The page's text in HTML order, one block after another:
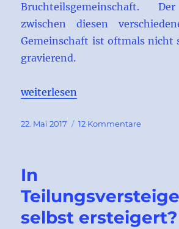
Bruchteilsgemeinschaft.
zwischen diesen
Gemeinschaft ist oftmals nicht
gravierend.
„Teilungsversteigerung bei
weiterlesen
Veröffentlicht
22. Mai 2017 12 Kommentarezu
In
selbst ersteigert?